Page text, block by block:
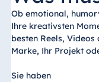
Ob emotional,
Ihre kreativsten
besten Reels, Videos
Marke, Ihr Projekt
Sie haben